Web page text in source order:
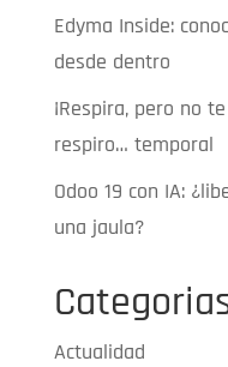
Edyma Inside:
desde dentro
¡Respira, pero no
respiro… temporal
Odoo 19 con IA:
una jaula?
Actualidad